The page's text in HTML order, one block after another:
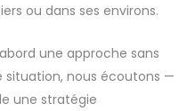
ou dans ses environs.
une approche sans
situation, nous écoutons —
une stratégie